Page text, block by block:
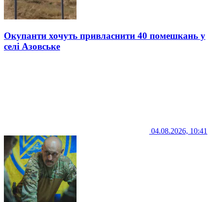
Окупанти хочуть привласнити 40 помешкань у
селі Азовське
04.08.2026, 10:41